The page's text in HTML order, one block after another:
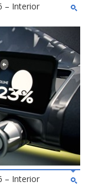
– Interior
– Interior